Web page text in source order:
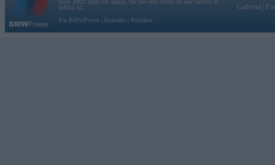
kopš 2002. gada 14. maija. Tas nav auto klubs un nav saistīts ar
BMW AG.
Par BMWPower
Kontakti Reklāma
Galvena